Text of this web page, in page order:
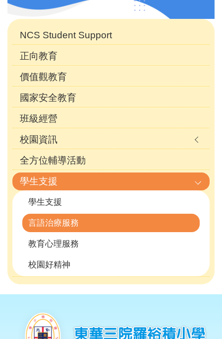
(自
訂)
NCS Student Support
正向教育
價值觀教育
國家安全教育
班級經營
校園資訊
全方位輔導活動
學生支援
學生支援
言語治療服務
教育心理服務
校園好精神